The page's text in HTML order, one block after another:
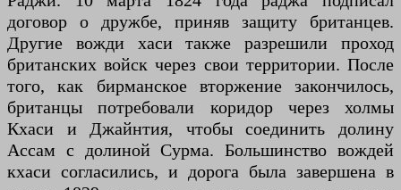
договор о дружбе, приняв защиту британцев.
Другие вожди хаси также разрешили проход
британских войск через свои территории. После
того, как бирманское вторжение закончилось,
британцы потребовали коридор через холмы
Кхаси и Джайнтия, чтобы соединить долину
Ассам с долиной Сурма. Большинство вождей
кхаси согласились, и дорога была завершена в